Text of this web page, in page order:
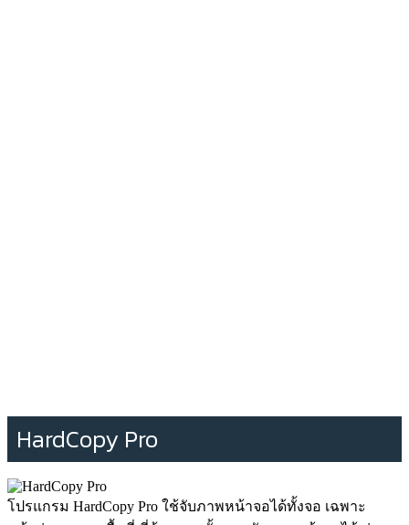
HardCopy Pro
โปรแกรม HardCopy Pro ใช้จับภาพหน้าจอได้ทั้งจอ เฉพาะ